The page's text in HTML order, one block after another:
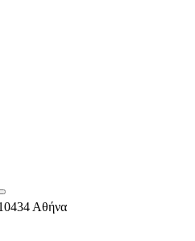
Αθήνα